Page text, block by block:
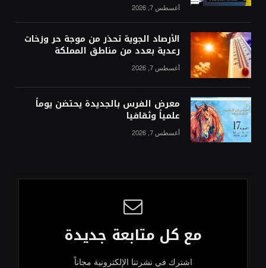
أغسطس 7, 2026
الأرصاد الجوية تحذر من موجة حر وزخات
رعدية بعدد من مناطق المملكة
أغسطس 7, 2026
معرض الفرس بالجديدة يحتضن يوماً
علمياً وثقافيا
أغسطس 7, 2026
مع كل متابعة جديدة
اشترك في نشرتنا الإلكترونية مجاناً